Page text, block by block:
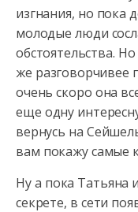
изгнания, но пока
молодые люди
обстоятельства.
же разговорчивее
очень скоро она
еще одну
вернусь на
вам покажу самые
Ну а пока Татьяна
секрете, в сети